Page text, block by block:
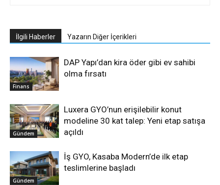
İlgili Haberler Yazarın Diğer İçerikleri
Finans
DAP Yapı’dan kira öder gibi ev sahibi
olma fırsatı
Gündem
Luxera GYO’nun erişilebilir konut
modeline 30 kat talep: Yeni etap satışa
açıldı
Gündem
İş GYO, Kasaba Modern’de ilk etap
teslimlerine başladı